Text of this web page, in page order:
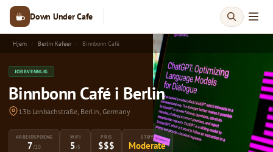
Down Under Cafe
Hjem Berlin Kafeer Binnbonn Café
JOBBVENNLIG
Binnbonn Café i Berlin
13b Lenbachstraße, Berlin, Germany
ARBEIDSPOENG
7/10
WIFI
5/5
PRIS
$$$
STØY
Moderate